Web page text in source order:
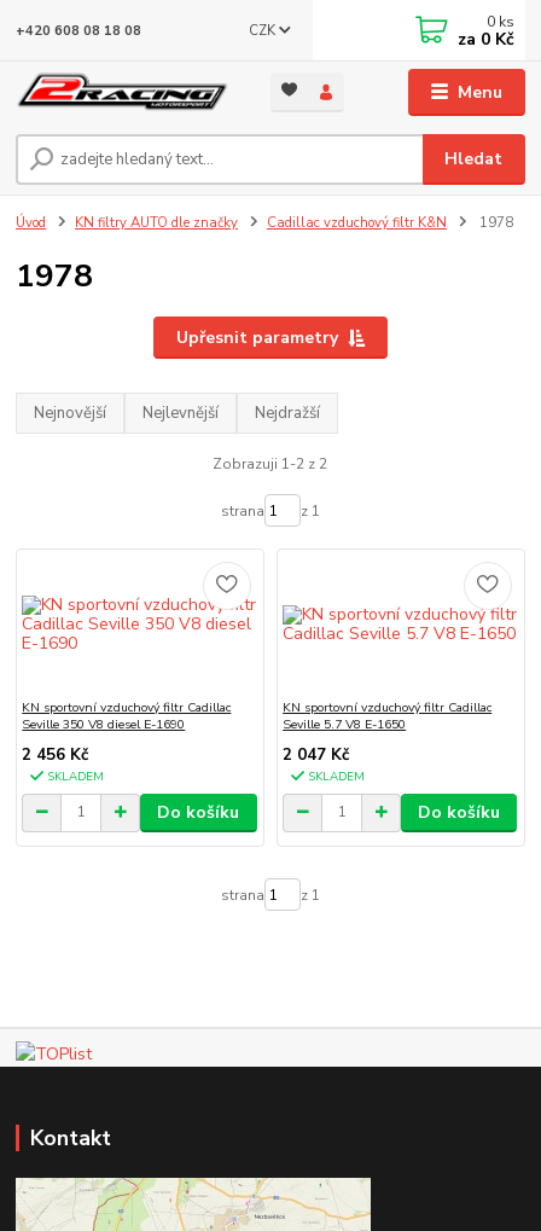
Menu
CZK
Hledat
+420 608 08 18 08 0 ks
za 0 Kč
Úvod KN filtry AUTO dle značky Cadillac vzduchový filtr K&N 1978
1978
Upřesnit parametry
Nejnovější Nejlevnější Nejdražší
Zobrazuji 1-2 z 2
strana z 1
KN sportovní vzduchový filtr Cadillac
Seville 350 V8 diesel E-1690
2 456 Kč
SKLADEM
Do košíku
KN sportovní vzduchový filtr Cadillac
Seville 5.7 V8 E-1650
2 047 Kč
SKLADEM
Do košíku
strana z 1
Kontakt